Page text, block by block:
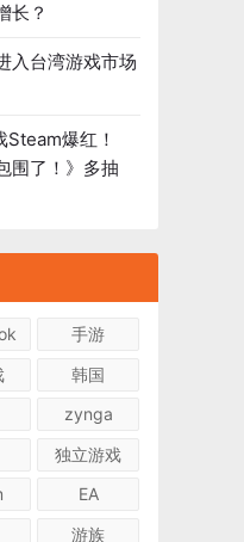
长？
入台湾游戏市场
Steam爆红！
围了！》多抽
手游
韩国
zynga
独立游戏
EA
游族